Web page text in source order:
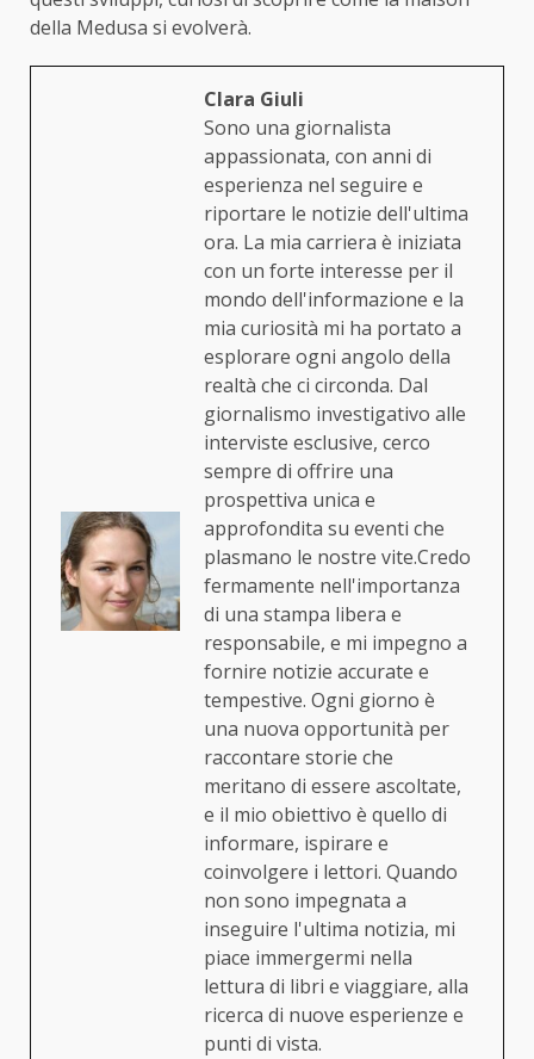
della Medusa si evolverà.
Clara Giuli
Sono una giornalista
appassionata, con anni di
esperienza nel seguire e
riportare le notizie dell'ultima
ora. La mia carriera è iniziata
con un forte interesse per il
mondo dell'informazione e la
mia curiosità mi ha portato a
esplorare ogni angolo della
realtà che ci circonda. Dal
giornalismo investigativo alle
interviste esclusive, cerco
sempre di offrire una
prospettiva unica e
approfondita su eventi che
plasmano le nostre vite.Credo
fermamente nell'importanza
di una stampa libera e
responsabile, e mi impegno a
fornire notizie accurate e
tempestive. Ogni giorno è
una nuova opportunità per
raccontare storie che
meritano di essere ascoltate,
e il mio obiettivo è quello di
informare, ispirare e
coinvolgere i lettori. Quando
non sono impegnata a
inseguire l'ultima notizia, mi
piace immergermi nella
lettura di libri e viaggiare, alla
ricerca di nuove esperienze e
punti di vista.